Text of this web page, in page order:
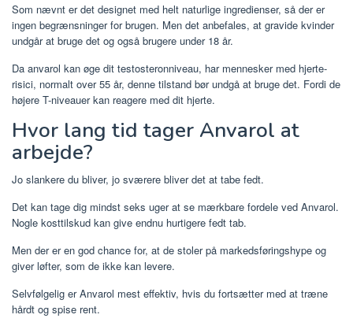
Som nævnt er det designet med helt naturlige ingredienser, så der er
ingen begrænsninger for brugen. Men det anbefales, at gravide kvinder
undgår at bruge det og også brugere under 18 år.
Da anvarol kan øge dit testosteronniveau, har mennesker med hjerte-
risici, normalt over 55 år, denne tilstand bør undgå at bruge det. Fordi de
højere T-niveauer kan reagere med dit hjerte.
Hvor lang tid tager Anvarol at
arbejde?
Jo slankere du bliver, jo sværere bliver det at tabe fedt.
Det kan tage dig mindst seks uger at se mærkbare fordele ved Anvarol.
Nogle kosttilskud kan give endnu hurtigere fedt tab.
Men der er en god chance for, at de stoler på markedsføringshype og
giver løfter, som de ikke kan levere.
Selvfølgelig er Anvarol mest effektiv, hvis du fortsætter med at træne
hårdt og spise rent.